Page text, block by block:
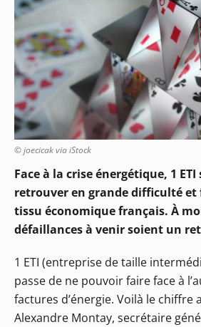
© joecicak via iStock
Face à la crise énergétique, 1
retrouver en grande difficulté
tissu économique français. À
défaillances à venir soient un
1 ETI (entreprise de taille
passe de ne pouvoir faire face à
factures d’énergie. Voilà le chiffre
Alexandre Montay, secrétaire